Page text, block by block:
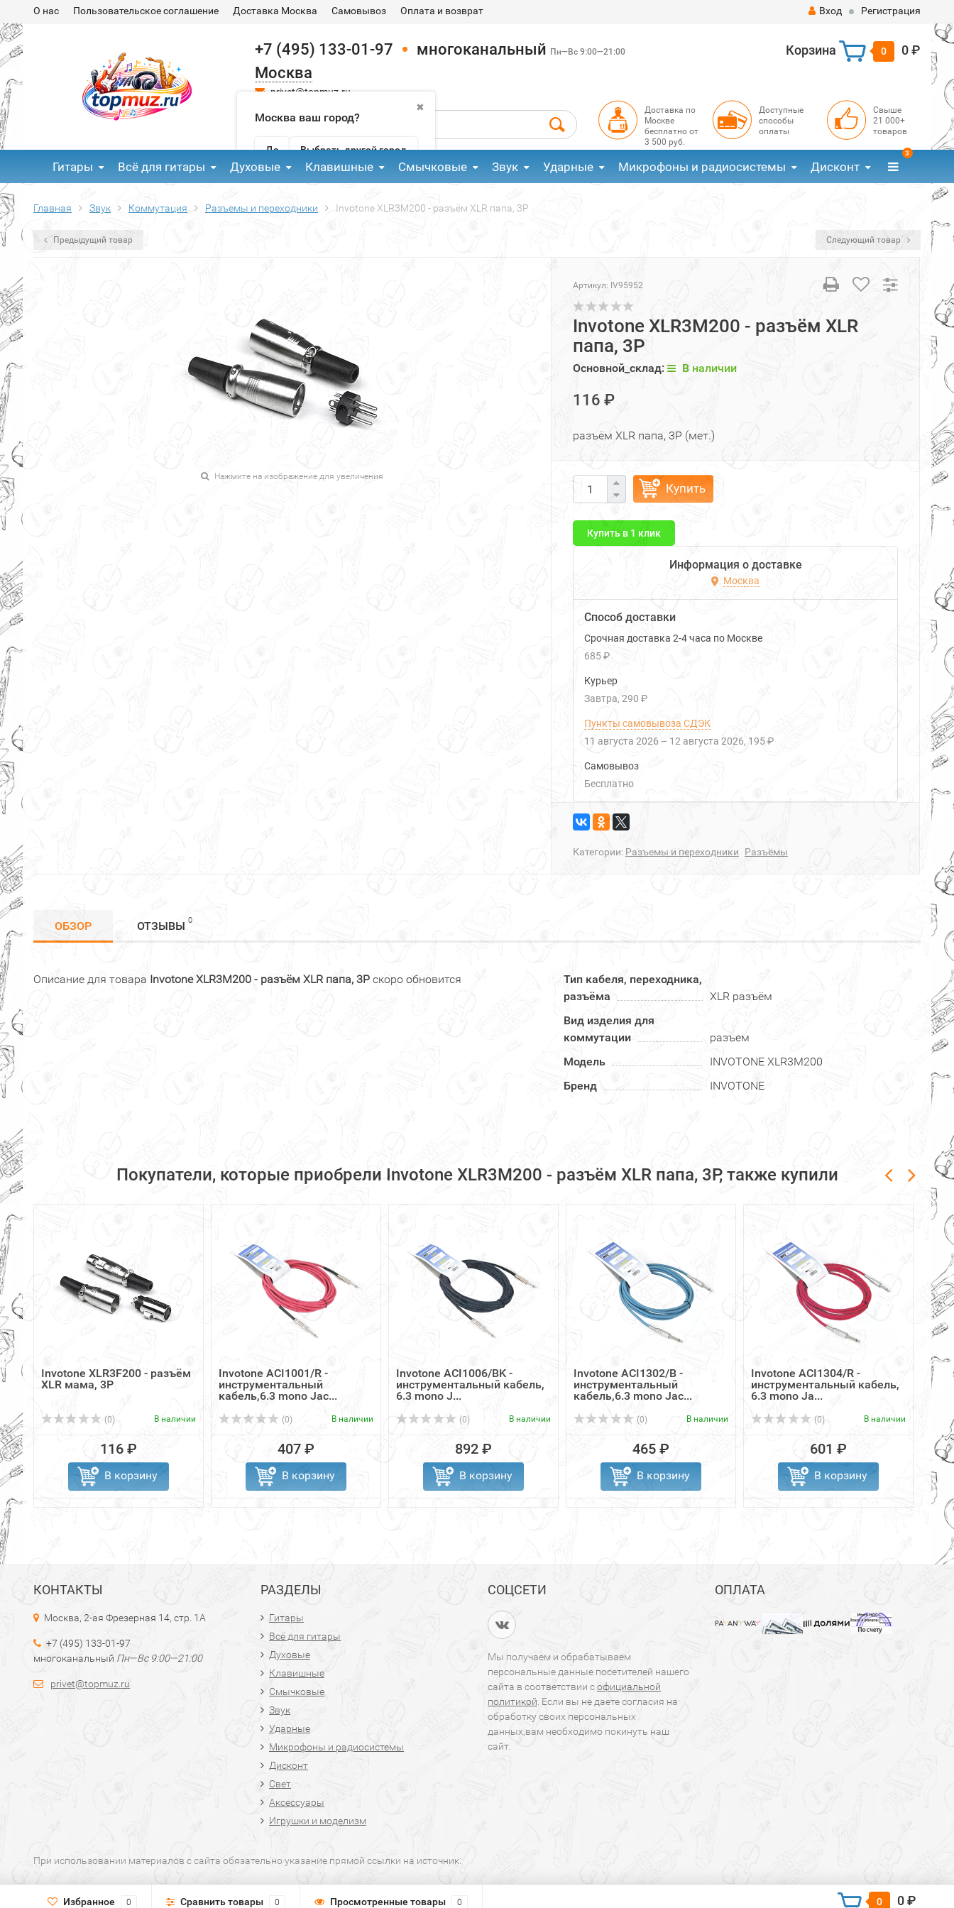
О нас Пользовательское соглашение Доставка Москва Самовывоз Оплата и возврат Вход Регистрация
+7 (495) 133-01-97 многоканальный Пн—Вс 9:00—21:00
Москва
✖
Москва ваш город?
Да Выбрать другой город
privet@topmuz.ru
Корзина 0 0 ₽
Доставка по
Москве
бесплатно от
3 500 руб.
Доступные
способы
оплаты
Свыше
21 000+
товаров
Гитары Всё для гитары Духовые Клавишные Смычковые Звук Ударные Микрофоны и радиосистемы Дисконт
3
Главная Звук Коммутация Разъемы и переходники Invotone XLR3M200 - разъём XLR папа, 3P
Предыдущий товар Следующий товар
Нажмите на изображение для увеличения
Артикул: IV95952
Invotone XLR3M200 - разъём XLR
папа, 3P
Основной_склад: В наличии
116 ₽
разъём XLR папа, 3P (мет.)
Купить
Купить в 1 клик
Информация о доставке
Москва
Способ доставки
Срочная доставка 2-4 часа по Москве
685 ₽
Курьер
Завтра 290 ₽
Пункты самовывоза СДЭК
11 августа 2026 – 12 августа 2026 195 ₽
Самовывоз
Бесплатно
Категории: Разъемы и переходники Разъёмы
ОБЗОР ОТЗЫВЫ 0
Описание для товара Invotone XLR3M200 - разъём XLR папа, 3P скоро обновится
Тип кабеля, переходника,
разъёма
XLR разъём
Вид изделия для
коммутации
разъем
Модель
INVOTONE XLR3M200
Бренд
INVOTONE
Покупатели, которые приобрели Invotone XLR3M200 - разъём XLR папа, 3P, также купили
Invotone XLR3F200 - разъём
XLR мама, 3P
(0) В наличии
116 ₽
В корзину
Invotone ACI1001/R -
инструментальный
кабель,6.3 mono Jac...
(0) В наличии
407 ₽
В корзину
Invotone ACI1006/BK -
инструментальный кабель,
6.3 mono J...
(0) В наличии
892 ₽
В корзину
Invotone ACI1302/B -
инструментальный
кабель,6.3 mono Jac...
(0) В наличии
465 ₽
В корзину
Invotone ACI1304/R -
инструментальный кабель,
6.3 mono Ja...
(0) В наличии
601 ₽
В корзину
КОНТАКТЫ
Москва, 2-ая Фрезерная 14, стр. 1А
+7 (495) 133-01-97
многоканальный Пн—Вс 9:00—21:00
privet@topmuz.ru
РАЗДЕЛЫ
Гитары
Всё для гитары
Духовые
Клавишные
Смычковые
Звук
Ударные
Микрофоны и радиосистемы
Дисконт
Свет
Аксессуары
Игрушки и моделизм
СОЦСЕТИ
Мы получаем и обрабатываем
персональные данные посетителей нашего
сайта в соответствии софициальной
политикой . Если вы не даете согласия на
обработку своих персональных
данных,вам необходимо покинуть наш
сайт.
ОПЛАТА
При использовании материалов с сайта обязательно указание прямой ссылки на источник.
Избранное 0 Сравнить товары 0 Просмотренные товары 0 0 0 ₽